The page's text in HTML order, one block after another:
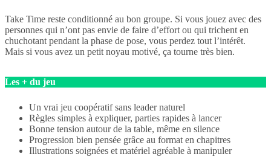
Take Time reste conditionné au bon groupe. Si vous jouez avec des
personnes qui n’ont pas envie de faire d’effort ou qui trichent en
chuchotant pendant la phase de pose, vous perdez tout l’intérêt.
Mais si vous avez un petit noyau motivé, ça tourne très bien.
Les + du jeu
Un vrai jeu coopératif sans leader naturel
Règles simples à expliquer, parties rapides à lancer
Bonne tension autour de la table, même en silence
Progression bien pensée grâce au format en chapitres
Illustrations soignées et matériel agréable à manipuler